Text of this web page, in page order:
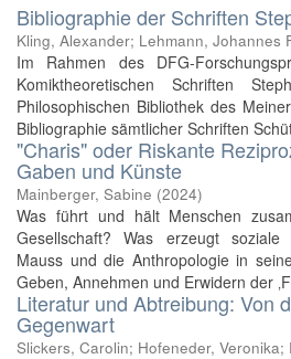
Bibliographie der Schriften
Kling, Alexander; Lehmann, Johannes
Im Rahmen des DFG-
Komiktheoretischen Schriften
Philosophischen Bibliothek des
Bibliographie sämtlicher Schriften
"Charis" oder Riskante
Gaben und Künste
Mainberger, Sabine (2024)
Was führt und hält Menschen
Gesellschaft? Was erzeugt
Mauss und die Anthropologie in
Geben, Annehmen und Erwidern der
Literatur und Abtreibung: Von
Gegenwart
Slickers, Carolin; Hofeneder, Veronika;